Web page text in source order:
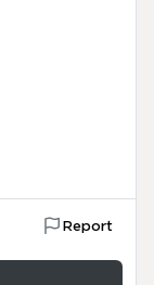
Report